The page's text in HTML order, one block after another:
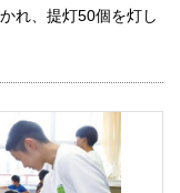
れ、提灯50個を灯し